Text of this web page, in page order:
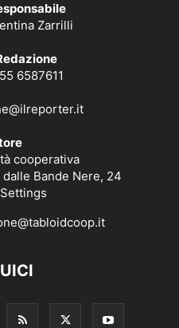
Zarrilli
6587611
cooperativa
Bande Nere, 24